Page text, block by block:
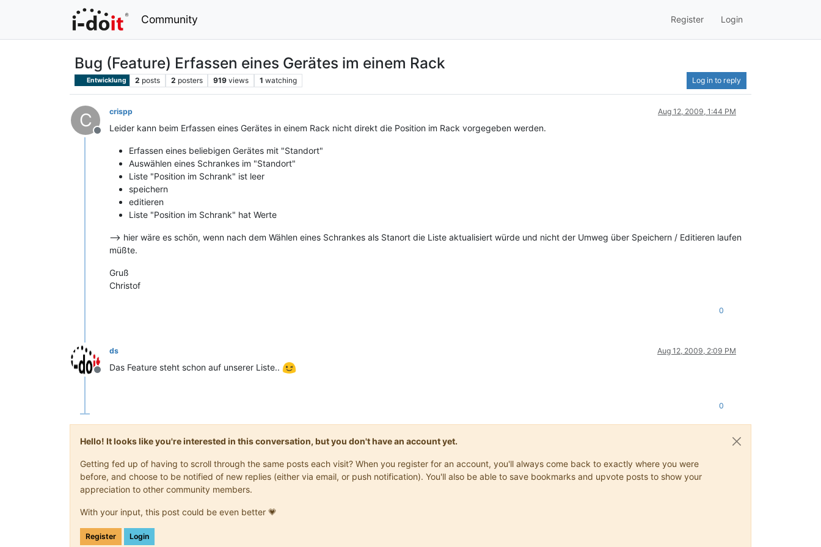
Community Register Login
Bug (Feature) Erfassen eines Gerätes im einem Rack
Entwicklung 2 posts 2 posters 919 views 1 watching Log in to reply
C
Offline
crispp Aug 12, 2009, 1:44 PM
Leider kann beim Erfassen eines Gerätes in einem Rack nicht direkt die Position im Rack vorgegeben werden.
Erfassen eines beliebigen Gerätes mit "Standort"
Auswählen eines Schrankes im "Standort"
Liste "Position im Schrank" ist leer
speichern
editieren
Liste "Position im Schrank" hat Werte
–> hier wäre es schön, wenn nach dem Wählen eines Schrankes als Stanort die Liste aktualisiert würde und nicht der Umweg über Speichern / Editieren laufen
müßte.
Gruß
Christof
0
Offline
ds Aug 12, 2009, 2:09 PM
Das Feature steht schon auf unserer Liste..
0
Hello! It looks like you're interested in this conversation, but you don't have an account yet.
Getting fed up of having to scroll through the same posts each visit? When you register for an account, you'll always come back to exactly where you were
before, and choose to be notified of new replies (either via email, or push notification). You'll also be able to save bookmarks and upvote posts to show your
appreciation to other community members.
With your input, this post could be even better 💗
Register Login